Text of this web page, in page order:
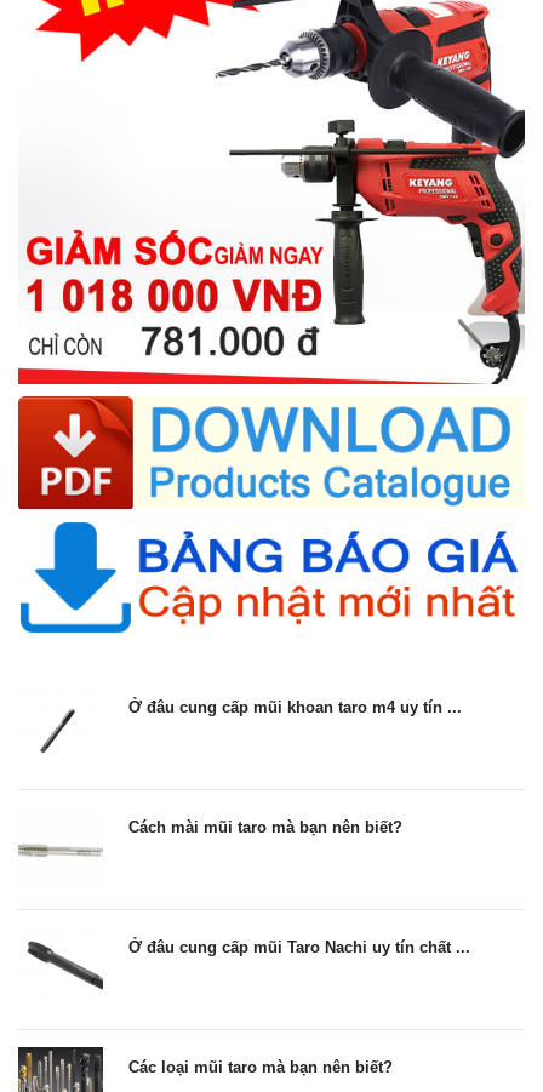
Ở đâu cung cấp mũi khoan taro m4 uy tín ...
Cách mài mũi taro mà bạn nên biết?
Ở đâu cung cấp mũi Taro Nachi uy tín chất ...
Các loại mũi taro mà bạn nên biết?